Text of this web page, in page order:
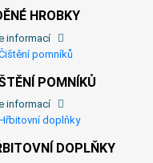
HROBKY
informací
POMNÍKŮ
informací
DOPLŇKY